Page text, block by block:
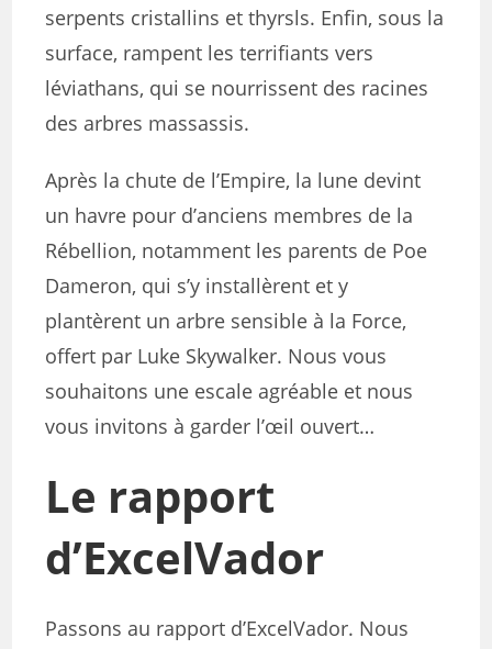
serpents cristallins et thyrsls. Enfin, sous la
surface, rampent les terrifiants vers
léviathans, qui se nourrissent des racines
des arbres massassis.
Après la chute de l’Empire, la lune devint
un havre pour d’anciens membres de la
Rébellion, notamment les parents de Poe
Dameron, qui s’y installèrent et y
plantèrent un arbre sensible à la Force,
offert par Luke Skywalker. Nous vous
souhaitons une escale agréable et nous
vous invitons à garder l’œil ouvert…
Le rapport
d’ExcelVador
Passons au rapport d’ExcelVador. Nous